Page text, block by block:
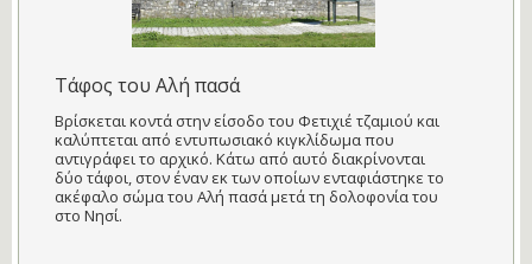
Τάφος του Αλή πασά
Βρίσκεται κοντά στην είσοδο του Φετιχιέ τζαμιού και
καλύπτεται από εντυπωσιακό κιγκλίδωμα που
αντιγράφει το αρχικό. Κάτω από αυτό διακρίνονται
δύο τάφοι, στον έναν εκ των οποίων ενταφιάστηκε το
ακέφαλο σώμα του Αλή πασά μετά τη δολοφονία του
στο Νησί.